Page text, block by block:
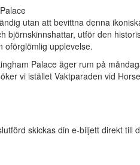
utan att bevittna denna
björnskinnshattar, utför den
oförglömlig upplevelse.
Palace äger rum på
vi istället Vaktparaden vid
skickas din e-biljett direkt till